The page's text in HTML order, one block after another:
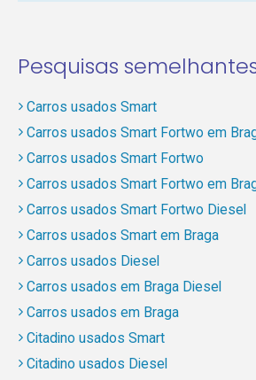
Pesquisas
Carros usados Smart
Carros usados Smart Fortwo em
Carros usados Smart Fortwo
Carros usados Smart Fortwo em
Carros usados Smart Fortwo Diesel
Carros usados Smart em Braga
Carros usados Diesel
Carros usados em Braga Diesel
Carros usados em Braga
Citadino usados Smart
Citadino usados Diesel